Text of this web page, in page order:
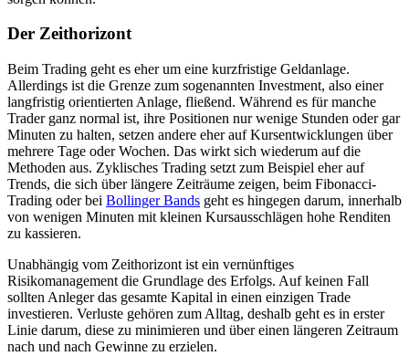
Der Zeithorizont
Beim Trading geht es eher um eine kurzfristige Geldanlage.
Allerdings ist die Grenze zum sogenannten Investment, also einer
langfristig orientierten Anlage, fließend. Während es für manche
Trader ganz normal ist, ihre Positionen nur wenige Stunden oder gar
Minuten zu halten, setzen andere eher auf Kursentwicklungen über
mehrere Tage oder Wochen. Das wirkt sich wiederum auf die
Methoden aus. Zyklisches Trading setzt zum Beispiel eher auf
Trends, die sich über längere Zeiträume zeigen, beim Fibonacci-
Trading oder bei Bollinger Bands geht es hingegen darum, innerhalb
von wenigen Minuten mit kleinen Kursausschlägen hohe Renditen
zu kassieren.
Unabhängig vom Zeithorizont ist ein vernünftiges
Risikomanagement die Grundlage des Erfolgs. Auf keinen Fall
sollten Anleger das gesamte Kapital in einen einzigen Trade
investieren. Verluste gehören zum Alltag, deshalb geht es in erster
Linie darum, diese zu minimieren und über einen längeren Zeitraum
nach und nach Gewinne zu erzielen.